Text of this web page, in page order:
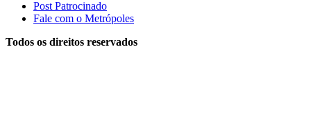
Post Patrocinado
Fale com o Metrópoles
Todos os direitos reservados